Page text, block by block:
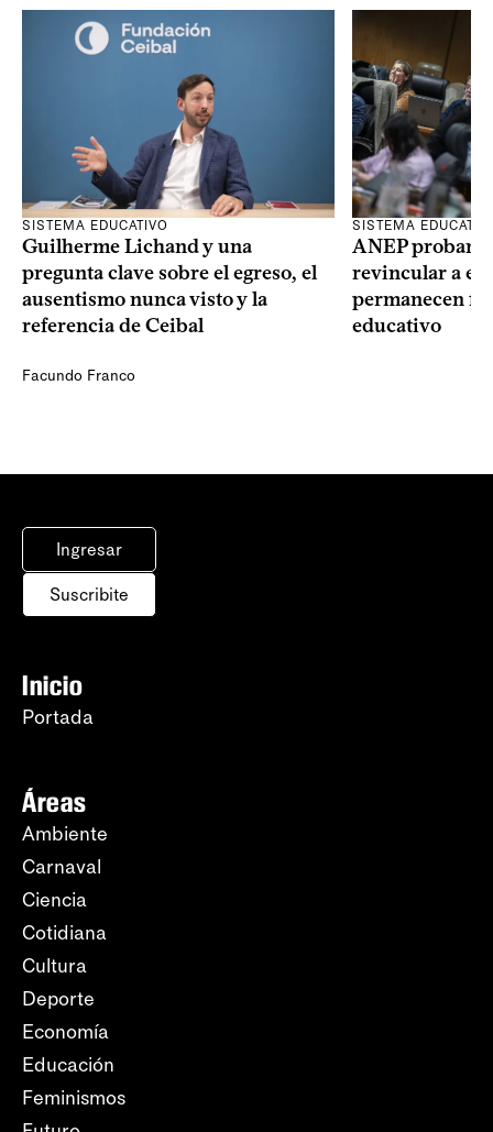
SISTEMA EDUCATIVO
Guilherme Lichand y una
pregunta clave sobre el egreso, el
ausentismo nunca visto y la
referencia de Ceibal
Facundo Franco
SISTEMA
ANEP probará
revincular a
permanecen
educativo
Ingresar
Suscribite
Inicio
Portada
Áreas
Ambiente
Carnaval
Ciencia
Cotidiana
Cultura
Deporte
Economía
Educación
Feminismos